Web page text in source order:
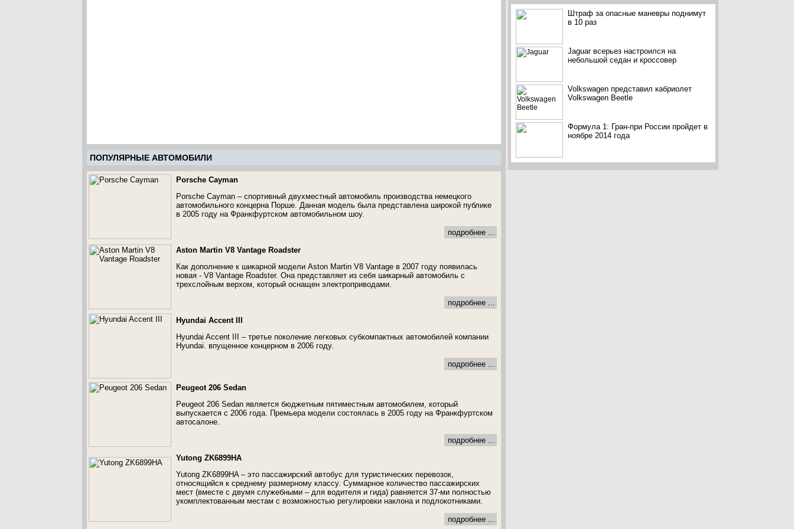
ПОПУЛЯРНЫЕ АВТОМОБИЛИ
Porsche Cayman
Porsche Cayman – спортивный двухместный автомобиль производства немецкого
автомобильного концерна Порше. Данная модель была представлена широкой публике
в 2005 году на Франкфуртском автомобильном шоу.
подробнее ...
Aston Martin V8 Vantage Roadster
Как дополнение к шикарной модели Aston Martin V8 Vantage в 2007 году появилась
новая - V8 Vantage Roadster. Она представляет из себя шикарный автомобиль с
трехслойным верхом, который оснащен электроприводами.
подробнее ...
Hyundai Accent III
Hyundai Accent III – третье поколение легковых субкомпактных автомобилей компании
Hyundai. впущенное концерном в 2006 году.
подробнее ...
Peugeot 206 Sedan
Peugeot 206 Sedan является бюджетным пятиместным автомобилем, который
выпускается с 2006 года. Премьера модели состоялась в 2005 году на Франкфуртском
автосалоне.
подробнее ...
Yutong ZK6899HA
Yutong ZK6899HA – это пассажирский автобус для туристических перевозок,
относящийся к среднему размерному классу. Суммарное количество пассажирских
мест (вместе с двумя служебными – для водителя и гида) равняется 37-ми полностью
укомплектованным местам с возможностью регулировки наклона и подлокотниками.
подробнее ...
Штраф за опасные маневры поднимут
в 10 раз
Jaguar всерьез настроился на
небольшой седан и кроссовер
Volkswagen представил кабриолет
Volkswagen Beetle
Формула 1: Гран-при России пройдет в
ноябре 2014 года